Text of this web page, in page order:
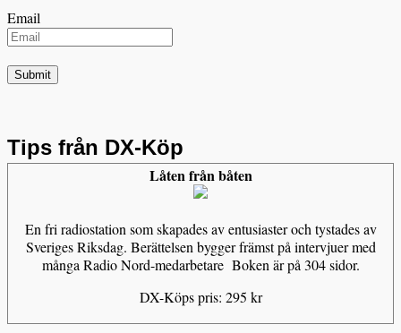
Email
Tips från DX-Köp
Låten från båten
En fri radiostation som skapades av entusiaster och tystades av
Sveriges Riksdag. Berättelsen bygger främst på intervjuer med
många Radio Nord-medarbetare Boken är på 304 sidor.
DX-Köps pris: 295 kr